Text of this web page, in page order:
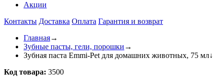
Акции
Контакты Доставка Оплата Гарантия и возврат
Главная→
Зубные пасты, гели, порошки →
Зубная паста Emmi-Pet для домашних животных, 75 мл↓
Код товара: 3500